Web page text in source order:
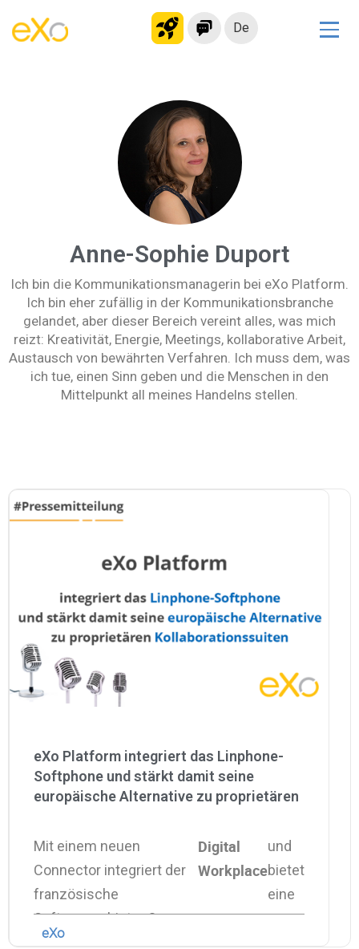
De
kollaborationsplattform
Soziales Netzwerk
Wissensmanagement
Bewerbungsportal
Migration zur eXo Platform
Produkt
Plattform-Übersicht
Warum eXo
Internationalisierung
Kein Code
Integrationen
Sicherheit
Open Source
Karriere
Ressourcen-Center
Blog
Kontakt
Testen Sie eXo
Anne-Sophie Duport
Ich bin die Kommunikationsmanagerin bei eXo Platform.
Ich bin eher zufällig in der Kommunikationsbranche
gelandet, aber dieser Bereich vereint alles, was mich
reizt: Kreativität, Energie, Meetings, kollaborative Arbeit,
Austausch von bewährten Verfahren. Ich muss dem, was
ich tue, einen Sinn geben und die Menschen in den
Mittelpunkt all meines Handelns stellen.
eXo Platform integriert das Linphone-
Softphone und stärkt damit seine
europäische Alternative zu proprietären
Mit einem neuen
Connector integriert der
französische
Softwareanbieter Open-
Source-Telefonie in
Digital
Workplace
und
bietet
eine
eXo